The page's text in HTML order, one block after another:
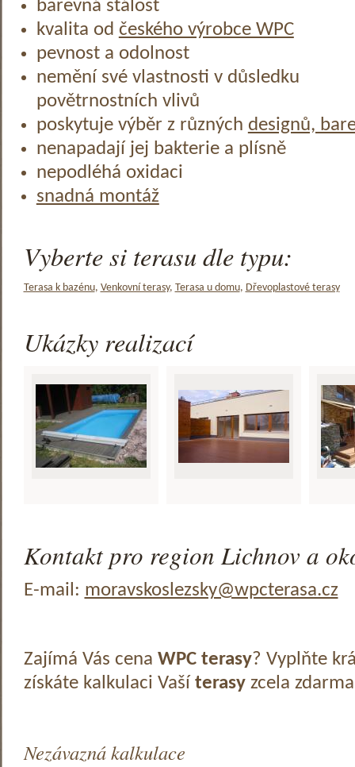
barevná stálost
kvalita od českého výrobce WPC
pevnost a odolnost
nemění své vlastnosti v důsledku
povětrnostních vlivů
poskytuje výběr z různých designů,
nenapadají jej bakterie a plísně
nepodléhá oxidaci
snadná montáž
Vyberte si terasu dle typu:
Terasa k bazénu, Venkovní terasy, Terasa u domu, Dřevoplastové terasy
Ukázky realizací
Kontakt pro region Lichnov a
E-mail: moravskoslezsky@wpcterasa.cz
Zajímá Vás cena WPC terasy? Vyplňte
získáte kalkulaci Vaší terasyzcela
Nezávazná kalkulace